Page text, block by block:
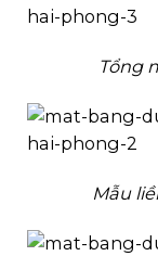
Tổng
Mẫu